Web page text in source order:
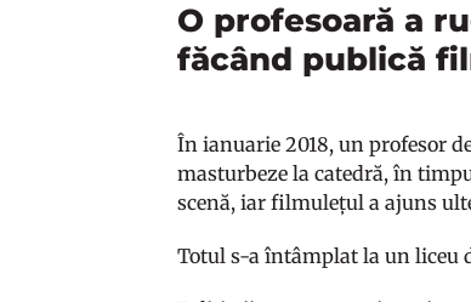
O profesoară a
făcând publică
În ianuarie 2018, un profesor
masturbeze la catedră, în
scenă, iar filmulețul a ajuns
Totul s-a întâmplat la un liceu